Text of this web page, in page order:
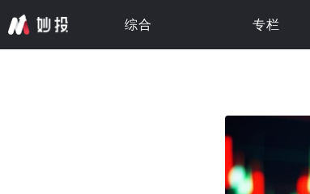
综合 专栏